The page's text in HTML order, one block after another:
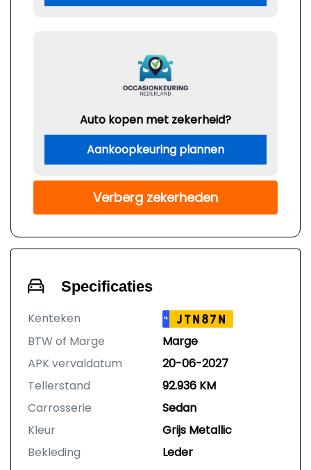
Auto kopen met zekerheid?
Aankoopkeuring plannen
Verberg zekerheden
Specificaties
Kenteken NL JTN87N
BTW of Marge
Marge
APK vervaldatum
20-06-2027
Tellerstand
92.936 KM
Carrosserie
Sedan
Kleur
Grijs Metallic
Bekleding
Leder